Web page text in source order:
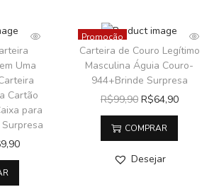
Uma
Cartão
para
Promoção
Carteira de Couro Legítimo
Masculina Águia Couro-
944+Brinde Surpresa
R$99,90 R$64,90
COMPRAR
Desejar